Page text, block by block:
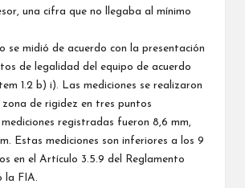
una cifra que no llegaba al mínimo
se midió de acuerdo con la presentación
de legalidad del equipo de acuerdo
1.2 b) i). Las mediciones se realizaron
de rigidez en tres puntos
registradas fueron 8,6 mm,
Estas mediciones son inferiores a los 9
en el Artículo 3.5.9 del Reglamento
la FIA.